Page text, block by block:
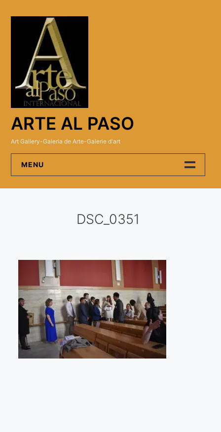
ARTE AL PASO
Art Gallery-Galeria de Arte-Galerie d'art
MENU
Visitas a los ateliers o talleres de artistas
Presse
Qué dicen de nosotros?
Aviso legal
Política de cookies
DSC_0351